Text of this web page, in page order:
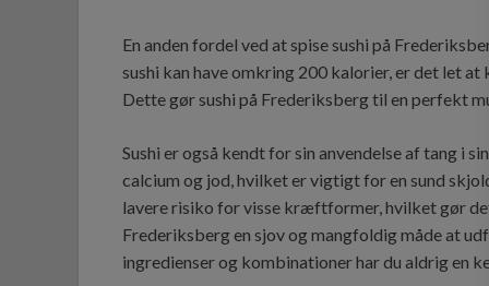
En anden fordel ved at spise sushi på
sushi kan have omkring 200 kalorier, er det let
Dette gør sushi på Frederiksberg til en perfekt
Sushi er også kendt for sin anvendelse af tang i
calcium og jod, hvilket er vigtigt for en sund
lavere risiko for visse kræftformer, hvilket gør
Frederiksberg en sjov og mangfoldig måde at
ingredienser og kombinationer har du aldrig en